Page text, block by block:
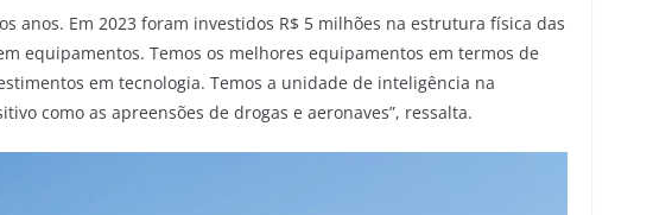
anos. Em 2023 foram investidos R$ 5 milhões na estrutura física das
equipamentos. Temos os melhores equipamentos em termos de
em tecnologia. Temos a unidade de inteligência na
como as apreensões de drogas e aeronaves”, ressalta.